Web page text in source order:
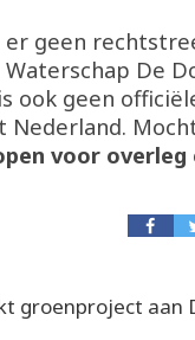
geen
De
ook geen
voor overleg
groenproject aan